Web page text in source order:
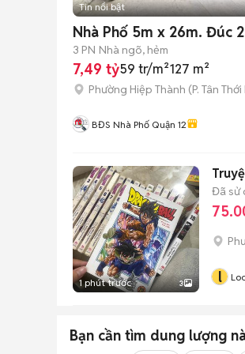
Tin nổi bật
Nhà Phố 5m x 26m. Đúc
3 PN Nhà ngõ, hẻm
7,49 tỷ59 tr/m²127 m²
Phường Hiệp Thành (P. Tân
BĐS Nhà Phố Quận 12
1 phút trước 3
Đã sử
l
Bạn cần tìm dung lượng